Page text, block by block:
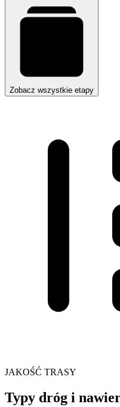
Zobacz wszystkie etapy
JAKOŚĆ TRASY
Typy dróg i